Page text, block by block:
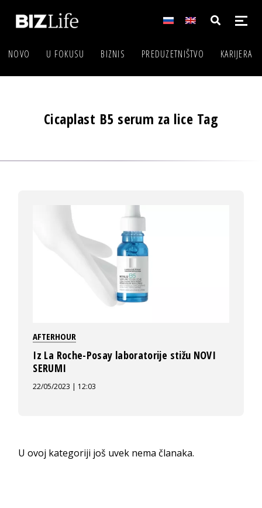
NOVO U FOKUSU BIZNIS PREDUZETNIŠTVO KARIJERA
Cicaplast B5 serum za lice Tag
AFTERHOUR
Iz La Roche-Posay laboratorije stižu NOVI
SERUMI
22/05/2023 | 12:03
U ovoj kategoriji još uvek nema članaka.